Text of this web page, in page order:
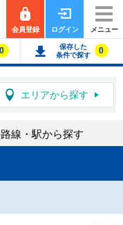
会員登録 ログイン メニュー
0
保存した
条件で探す
0
エリアから探す
線・駅から探す